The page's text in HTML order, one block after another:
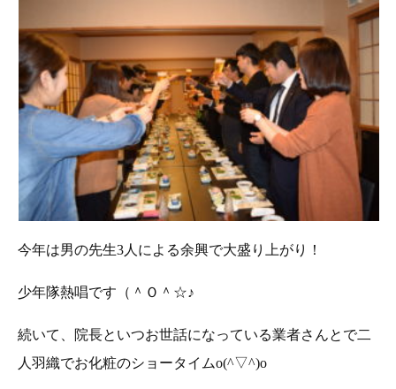
今年は男の先生3人による余興で大盛り上がり！
少年隊熱唱です（＾Ｏ＾☆♪
続いて、院長といつお世話になっている業者さんとで二
人羽織でお化粧のショータイムo(^▽^)o